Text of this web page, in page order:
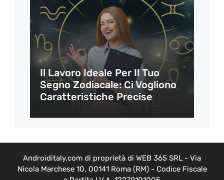
Il Lavoro Ideale Per Il Tuo
Segno Zodiacale: Ci Vogliono
Caratteristiche Precise
Androiditaly.com di proprietà di WEB 365 SRL - Via
Nicola Marchese 10, 00141 Roma (RM) - Codice Fiscale